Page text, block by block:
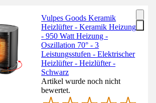
Vulpes Goods Keramik
Heizlüfter - Keramik Heizung
- 950 Watt Heizung -
Oszillation 70° - 3
Leistungsstufen - Elektrischer
Heizlüfter - Heizlüfter -
Schwarz
Artikel wurde noch nicht
bewertet.